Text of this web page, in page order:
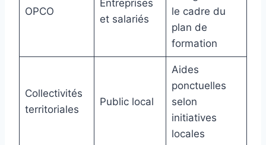
OPCO
Entreprises
et salariés
le cadre du
plan de
formation
Collectivités
territoriales
Public local
Aides
ponctuelles
selon
initiatives
locales